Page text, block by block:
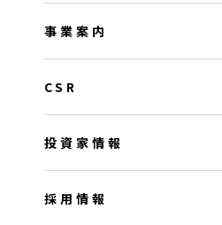
事業案内
CSR
投資家情報
採用情報